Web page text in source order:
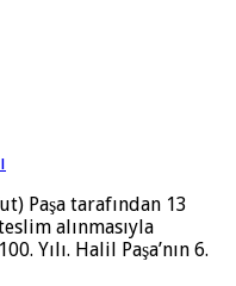
Paşa tarafından 13
alınmasıyla
Yılı. Halil Paşa’nın 6.